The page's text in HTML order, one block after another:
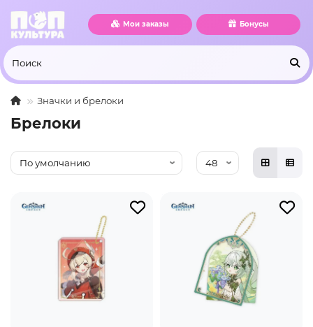
Мои заказы Бонусы
Значки и брелоки
Брелоки